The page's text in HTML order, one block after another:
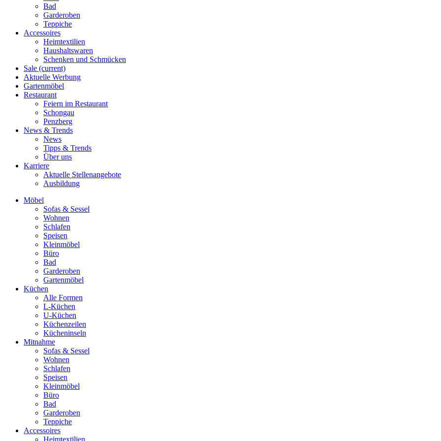
Bad
Garderoben
Teppiche
Accessoires
Heimtextilien
Haushaltswaren
Schenken und Schmücken
Sale (current)
Aktuelle Werbung
Gartenmöbel
Restaurant
Feiern im Restaurant
Schongau
Penzberg
News & Trends
News
Tipps & Trends
Über uns
Karriere
Aktuelle Stellenangebote
Ausbildung
Möbel
Sofas & Sessel
Wohnen
Schlafen
Speisen
Kleinmöbel
Büro
Bad
Garderoben
Gartenmöbel
Küchen
Alle Formen
L-Küchen
U-Küchen
Küchenzeilen
Kücheninseln
Mitnahme
Sofas & Sessel
Wohnen
Schlafen
Speisen
Kleinmöbel
Büro
Bad
Garderoben
Teppiche
Accessoires
Heimtextilien